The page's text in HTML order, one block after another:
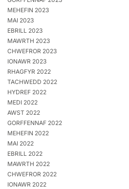
MEHEFIN 2023
MAI 2023
EBRILL 2023
MAWRTH 2023
CHWEFROR 2023
IONAWR 2023
RHAGFYR 2022
TACHWEDD 2022
HYDREF 2022
MEDI 2022
AWST 2022
GORFFENNAF 2022
MEHEFIN 2022
MAI 2022
EBRILL 2022
MAWRTH 2022
CHWEFROR 2022
IONAWR 2022